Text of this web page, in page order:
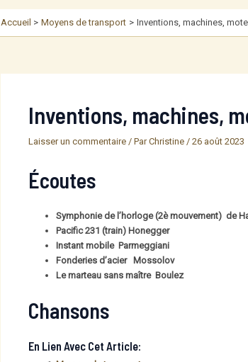
Accueil Moyens de transport Inventions, machines,
Inventions, machines,
Laisser un commentaire / ParChristine / 26 août 2023
Écoutes
Symphonie de l’horloge (2è mouvement) de
Pacific 231 (train) Honegger
Instant mobile Parmeggiani
Fonderies d’acier Mossolov
Le marteau sans maître Boulez
Chansons
En Lien Avec Cet Article: